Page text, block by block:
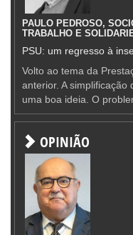
PAULO PEDROSO,
TRABALHO E
PSU: um regresso à
Volto ao tema da
anterior. A simplificação
uma boa ideia. O
OPINIÃO